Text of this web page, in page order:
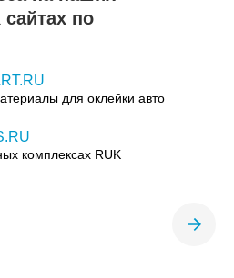
по
для оклейки авто
комплексах RUK